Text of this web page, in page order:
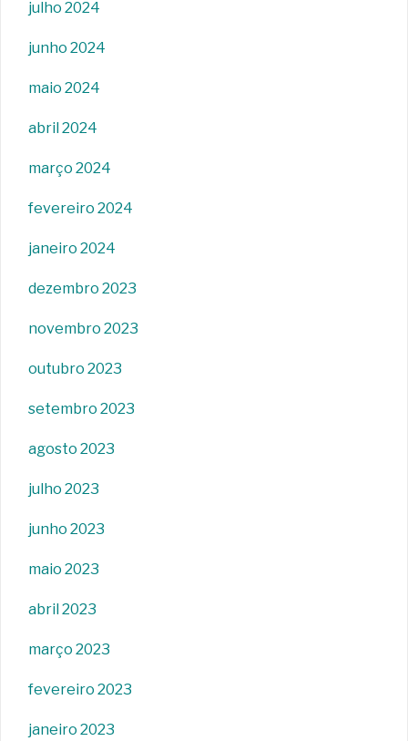
julho 2024
junho 2024
maio 2024
abril 2024
março 2024
fevereiro 2024
janeiro 2024
dezembro 2023
novembro 2023
outubro 2023
setembro 2023
agosto 2023
julho 2023
junho 2023
maio 2023
abril 2023
março 2023
fevereiro 2023
janeiro 2023